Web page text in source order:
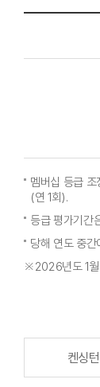
멤버십 등급
(연 1회).
등급 평가기간
당해 연도 중
※2026년도 1월
켄싱